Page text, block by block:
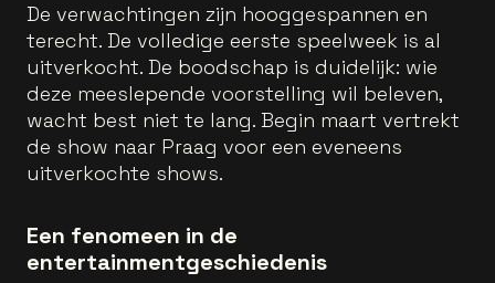
De verwachtingen zijn hooggespannen en
terecht. De volledige eerste speelweek is al
uitverkocht. De boodschap is duidelijk: wie
deze meeslepende voorstelling wil beleven,
wacht best niet te lang. Begin maart vertrekt
de show naar Praag voor een eveneens
uitverkochte shows.
Een fenomeen in de
entertainmentgeschiedenis